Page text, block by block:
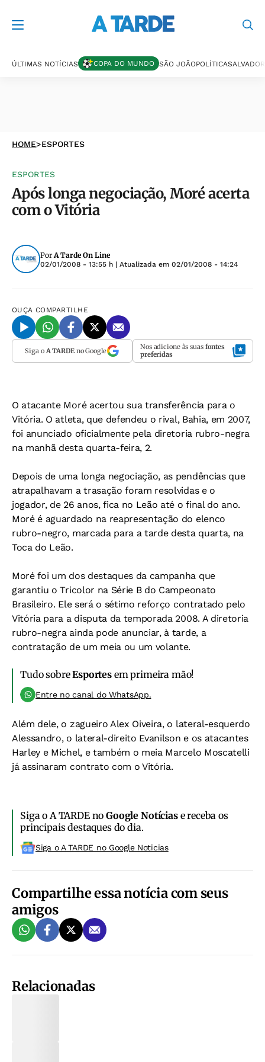
ÚLTIMAS NOTÍCIAS COPA DO MUNDO SÃO JOÃOPOLÍTICASALVADOR
HOME>ESPORTES
ESPORTES
Após longa negociação, Moré acerta
com o Vitória
PorA Tarde On Line
02/01/2008 - 13:55 h | Atualizada em 02/01/2008 - 14:24
OUÇA COMPARTILHE
Siga o A TARDEno Google Nos adicione às suas fontes
preferidas
O atacante Moré acertou sua transferência para o
Vitória. O atleta, que defendeu o rival, Bahia, em 2007,
foi anunciado oficialmente pela diretoria rubro-negra
na manhã desta quarta-feira, 2.
Depois de uma longa negociação, as pendências que
atrapalhavam a trasação foram resolvidas e o
jogador, de 26 anos, fica no Leão até o final do ano.
Moré é aguardado na reapresentação do elenco
rubro-negro, marcada para a tarde desta quarta, na
Toca do Leão.
Moré foi um dos destaques da campanha que
garantiu o Tricolor na Série B do Campeonato
Brasileiro. Ele será o sétimo reforço contratado pelo
Vitória para a disputa da temporada 2008. A diretoria
rubro-negra ainda pode anunciar, à tarde, a
contratação de um meia ou um volante.
Tudo sobreEsportesem primeira mão!
Entre no canal do WhatsApp.
Além dele, o zagueiro Alex Oiveira, o lateral-esquerdo
Alessandro, o lateral-direito Evanilson e os atacantes
Harley e Michel, e também o meia Marcelo Moscatelli
já assinaram contrato com o Vitória.
Siga o A TARDE noGoogle Notíciase receba os
principais destaques do dia.
Siga o A TARDE no Google Noticias
Compartilhe essa notícia com seus
amigos
Relacionadas